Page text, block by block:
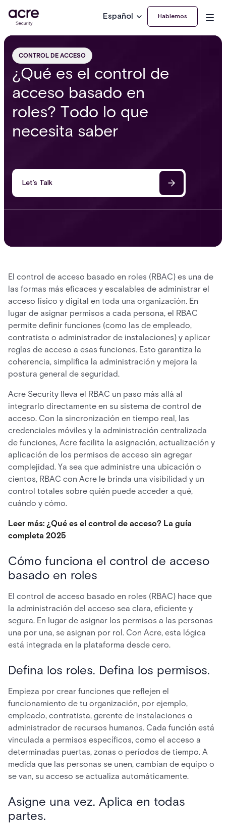
Español Hablemos
CONTROL DE ACCESO
¿Qué es el control de
acceso basado en
roles? Todo lo que
necesita saber
Let’s Talk
El control de acceso basado en roles (RBAC) es una de
las formas más eficaces y escalables de administrar el
acceso físico y digital en toda una organización. En
lugar de asignar permisos a cada persona, el RBAC
permite definir funciones (como las de empleado,
contratista o administrador de instalaciones) y aplicar
reglas de acceso a esas funciones. Esto garantiza la
coherencia, simplifica la administración y mejora la
postura general de seguridad.
Acre Security lleva el RBAC un paso más allá al
integrarlo directamente en su sistema de control de
acceso. Con la sincronización en tiempo real, las
credenciales móviles y la administración centralizada
de funciones, Acre facilita la asignación, actualización y
aplicación de los permisos de acceso sin agregar
complejidad. Ya sea que administre una ubicación o
cientos, RBAC con Acre le brinda una visibilidad y un
control totales sobre quién puede acceder a qué,
cuándo y cómo.
Leer más: ¿Qué es el control de acceso? La guía
completa 2025
Cómo funciona el control de acceso
basado en roles
El control de acceso basado en roles (RBAC) hace que
la administración del acceso sea clara, eficiente y
segura. En lugar de asignar los permisos a las personas
una por una, se asignan por rol. Con Acre, esta lógica
está integrada en la plataforma desde cero.
Defina los roles. Defina los permisos.
Empieza por crear funciones que reflejen el
funcionamiento de tu organización, por ejemplo,
empleado, contratista, gerente de instalaciones o
administrador de recursos humanos. Cada función está
vinculada a permisos específicos, como el acceso a
determinadas puertas, zonas o períodos de tiempo. A
medida que las personas se unen, cambian de equipo o
se van, su acceso se actualiza automáticamente.
Asigne una vez. Aplica en todas
partes.